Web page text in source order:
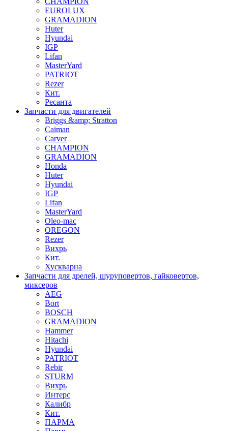
EUROLUX
GRAMADION
Huter
Hyundai
IGP
Lifan
MasterYard
PATRIOT
Rezer
Кит.
Ресанта
Запчасти для двигателей
Briggs &amp; Stratton
Caiman
Carver
CHAMPION
GRAMADION
Honda
Huter
Hyundai
IGP
Lifan
MasterYard
Oleo-mac
OREGON
Rezer
Вихрь
Кит.
Хускварна
Запчасти для дрелей, шуруповертов, гайковертов,
миксеров
AEG
Bort
BOSCH
GRAMADION
Hammer
Hitachi
Hyundai
PATRIOT
Rebir
STURM
Вихрь
Интерс
Калибр
Кит.
ПАРМА